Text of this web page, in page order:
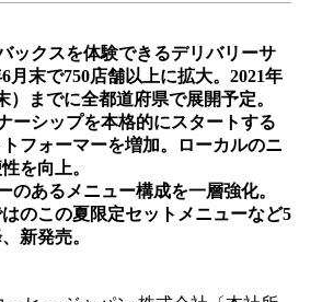
ックスを体験できるデリバリーサ
月末で750店舗以上に拡大。2021年
）までに全都道府県で展開予定。
ーシップを本格的にスタートする
フォーマーを増加。ローカルのニ
を向上。
のあるメニュー構成を一層強化。
のこの夏限定セットメニューなど5
新発売。